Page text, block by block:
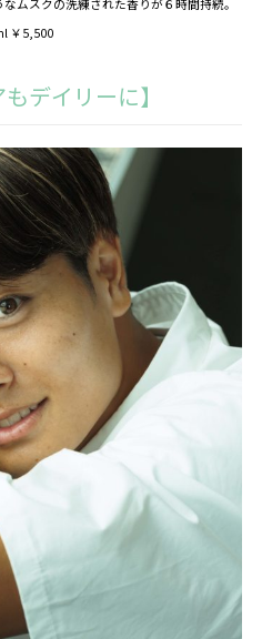
ムスクの洗練された香りが６時間持続。
￥5,500
デイリーに】